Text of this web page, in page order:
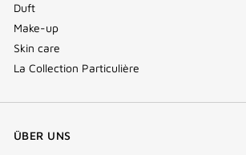
Duft
Make-up
Skin care
La Collection Particulière
ÜBER UNS